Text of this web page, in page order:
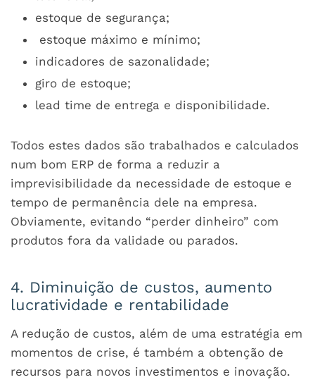
estoque de segurança;
estoque máximo e mínimo;
indicadores de sazonalidade;
giro de estoque;
lead time de entrega e disponibilidade.
Todos estes dados são trabalhados e calculados
num bom ERP de forma a reduzir a
imprevisibilidade da necessidade de estoque e
tempo de permanência dele na empresa.
Obviamente, evitando “perder dinheiro” com
produtos fora da validade ou parados.
4. Diminuição de custos, aumento
lucratividade e rentabilidade
A redução de custos, além de uma estratégia em
momentos de crise, é também a obtenção de
recursos para novos investimentos e inovação.